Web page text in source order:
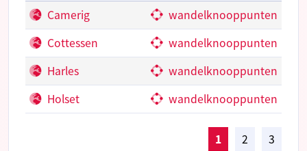
Camerig
wandelknooppunten
Cottessen
wandelknooppunten
Harles
wandelknooppunten
Holset
wandelknooppunten
1 2 3